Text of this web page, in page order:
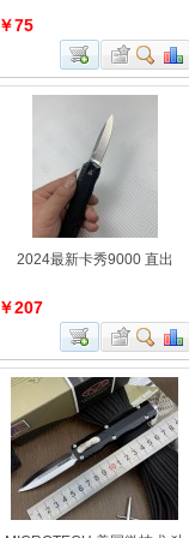
￥75
2024最新卡秀9000 直出
￥207